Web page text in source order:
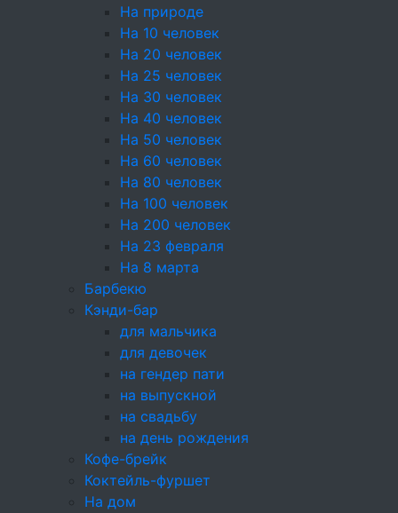
На природе
На 10 человек
На 20 человек
На 25 человек
На 30 человек
На 40 человек
На 50 человек
На 60 человек
На 80 человек
На 100 человек
На 200 человек
На 23 февраля
На 8 марта
Барбекю
Кэнди-бар
для мальчика
для девочек
на гендер пати
на выпускной
на свадьбу
на день рождения
Кофе-брейк
Коктейль-фуршет
На дом
Баклажаны, Имбирь корень, Чеснок,
Перец острый, Лук зеленый, Соус
Териаки, Мед натуральный, Уксус 9%,
Масло растительное, Кинза, Томаты
Черри (жёлтые)
Энергетическая ценность
картой или наличными